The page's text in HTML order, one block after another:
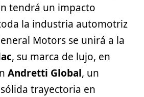
tendrá un impacto
la industria automotriz
Motors se unirá a la
, su marca de lujo, en
Andretti Global, un
trayectoria en